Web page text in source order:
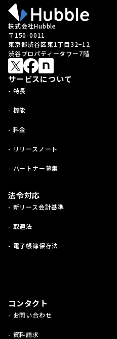
株式会社Hubble
〒150-0011
東京都渋谷区東1丁目32−12
渋谷プロパティータワー7階
サービスについて
- 特長
- 機能
- 料金
- リリースノート
- パートナー募集
法令対応
- 新リース会計基準
- 取適法
- 電子帳簿保存法
コンタクト
- お問い合わせ
- 資料請求